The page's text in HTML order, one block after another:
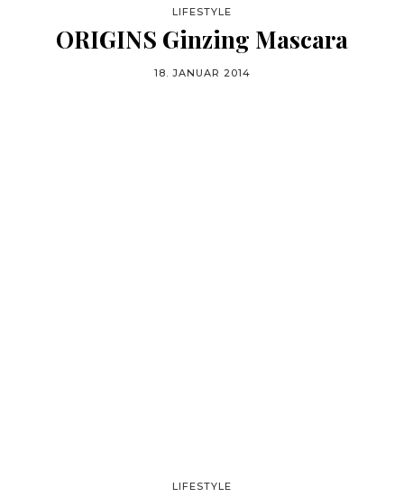
LIFESTYLE
ORIGINS Ginzing Mascara
18. JANUAR 2014
LIFESTYLE